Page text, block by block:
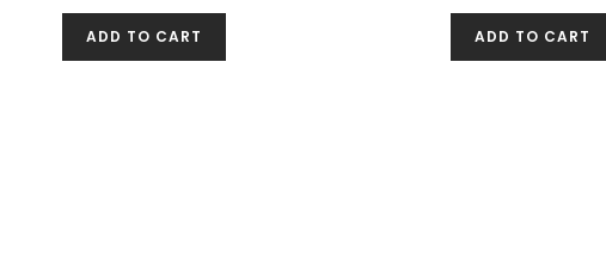
ADD TO CART ADD TO CART